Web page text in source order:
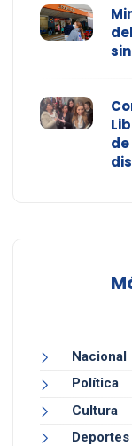
Nacional
Política
Cultura
Deportes